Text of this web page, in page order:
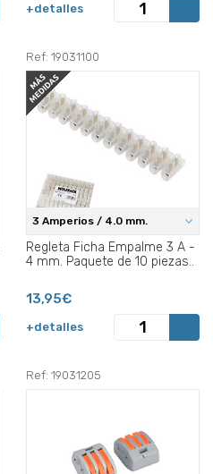
+detalles
Ref: 19031100
3 Amperios / 4.0 mm.
Regleta Ficha Empalme 3 A -
4 mm. Paquete de 10 piezas..
13,95€
+detalles
Ref: 19031205